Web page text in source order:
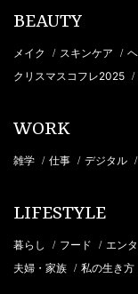
BEAUTY
メイク / スキンケア /
クリスマスコフレ2025 /
WORK
雑学 / 仕事 / デジタル /
LIFESTYLE
暮らし / フード / エン
夫婦・家族 / 私の生き方